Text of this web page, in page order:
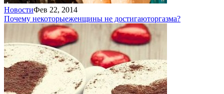
НовостиФев 22, 2014
Почему некоторыеженщины не достигаюторгазма?